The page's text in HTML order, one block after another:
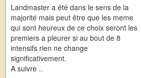
Landmaster a été dans le sens de la
majorité mais peut être que les meme
qui sont heureux de ce choix seront les
premiers a pleurer si au bout de 8
intensifs rien ne change
significativement.
A suivre ..